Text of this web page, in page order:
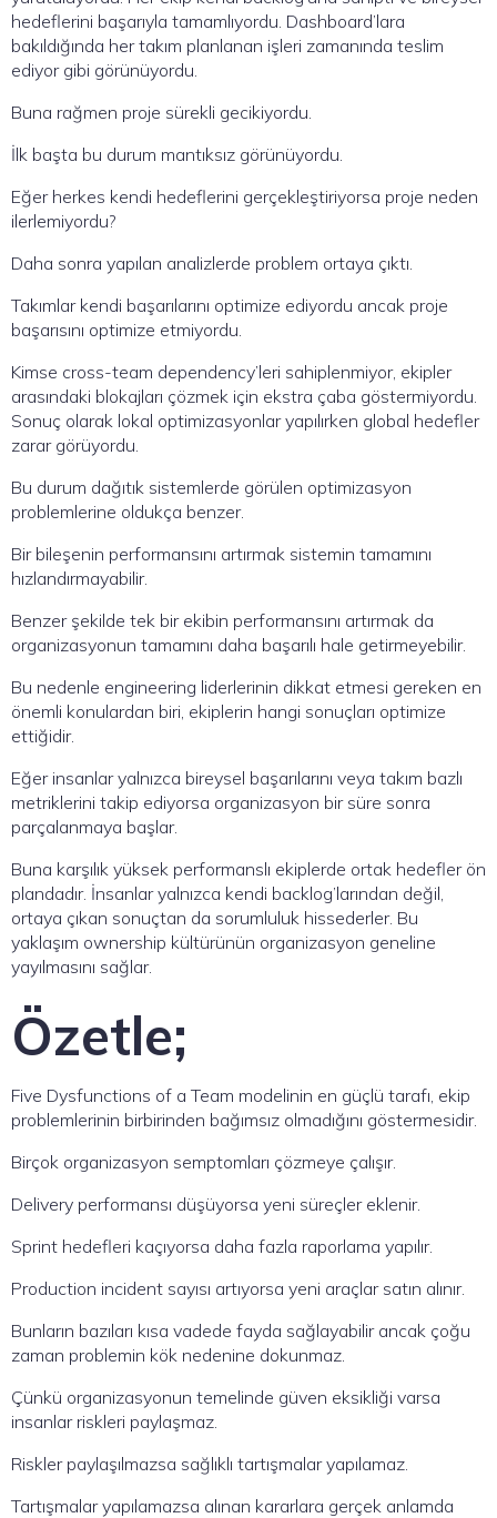
hedeflerini başarıyla tamamlıyordu. Dashboard’lara
bakıldığında her takım planlanan işleri zamanında teslim
ediyor gibi görünüyordu.
Buna rağmen proje sürekli gecikiyordu.
İlk başta bu durum mantıksız görünüyordu.
Eğer herkes kendi hedeflerini gerçekleştiriyorsa proje neden
ilerlemiyordu?
Daha sonra yapılan analizlerde problem ortaya çıktı.
Takımlar kendi başarılarını optimize ediyordu ancak proje
başarısını optimize etmiyordu.
Kimse cross-team dependency’leri sahiplenmiyor, ekipler
arasındaki blokajları çözmek için ekstra çaba göstermiyordu.
Sonuç olarak lokal optimizasyonlar yapılırken global hedefler
zarar görüyordu.
Bu durum dağıtık sistemlerde görülen optimizasyon
problemlerine oldukça benzer.
Bir bileşenin performansını artırmak sistemin tamamını
hızlandırmayabilir.
Benzer şekilde tek bir ekibin performansını artırmak da
organizasyonun tamamını daha başarılı hale getirmeyebilir.
Bu nedenle engineering liderlerinin dikkat etmesi gereken en
önemli konulardan biri, ekiplerin hangi sonuçları optimize
ettiğidir.
Eğer insanlar yalnızca bireysel başarılarını veya takım bazlı
metriklerini takip ediyorsa organizasyon bir süre sonra
parçalanmaya başlar.
Buna karşılık yüksek performanslı ekiplerde ortak hedefler ön
plandadır. İnsanlar yalnızca kendi backlog’larından değil,
ortaya çıkan sonuçtan da sorumluluk hissederler. Bu
yaklaşım ownership kültürünün organizasyon geneline
yayılmasını sağlar.
Özetle;
Five Dysfunctions of a Team modelinin en güçlü tarafı, ekip
problemlerinin birbirinden bağımsız olmadığını göstermesidir.
Birçok organizasyon semptomları çözmeye çalışır.
Delivery performansı düşüyorsa yeni süreçler eklenir.
Sprint hedefleri kaçıyorsa daha fazla raporlama yapılır.
Production incident sayısı artıyorsa yeni araçlar satın alınır.
Bunların bazıları kısa vadede fayda sağlayabilir ancak çoğu
zaman problemin kök nedenine dokunmaz.
Çünkü organizasyonun temelinde güven eksikliği varsa
insanlar riskleri paylaşmaz.
Riskler paylaşılmazsa sağlıklı tartışmalar yapılamaz.
Tartışmalar yapılamazsa alınan kararlara gerçek anlamda